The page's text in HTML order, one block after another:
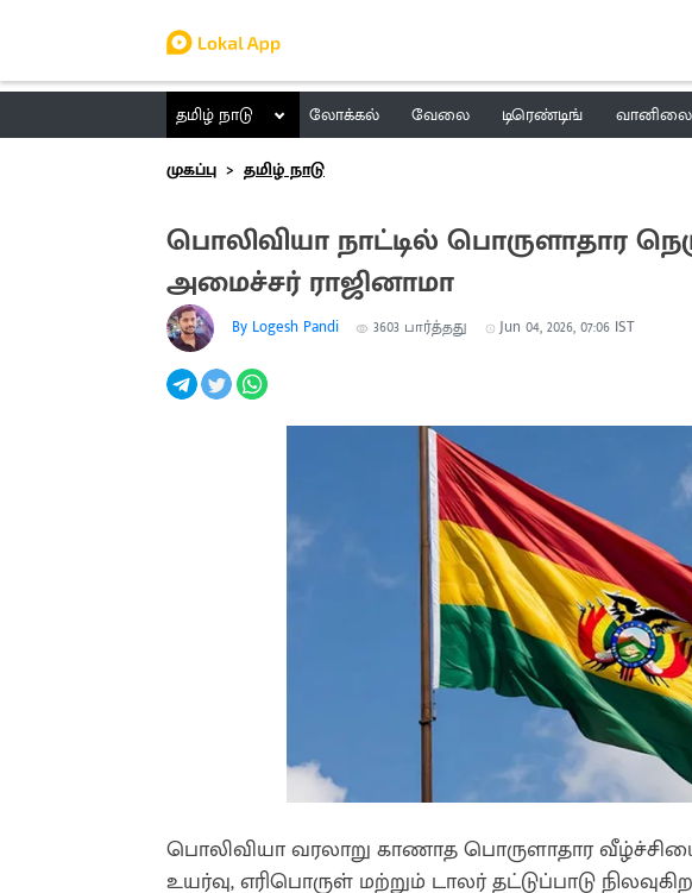
தமிழ் நாடு லோக்கல் வேலை டிரெண்டிங் வானிலை
முகப்பு
தமிழ் நாடு
பொலிவியா நாட்டில் பொருளாதார
அமைச்சர் ராஜினாமா
By Logesh Pandi 3603 பார்த்தது Jun 04, 2026, 07:06 IST
பொலிவியா வரலாறு காணாத பொருளாதார
உயர்வு, எரிபொருள் மற்றும் டாலர் தட்டுப்பாடு